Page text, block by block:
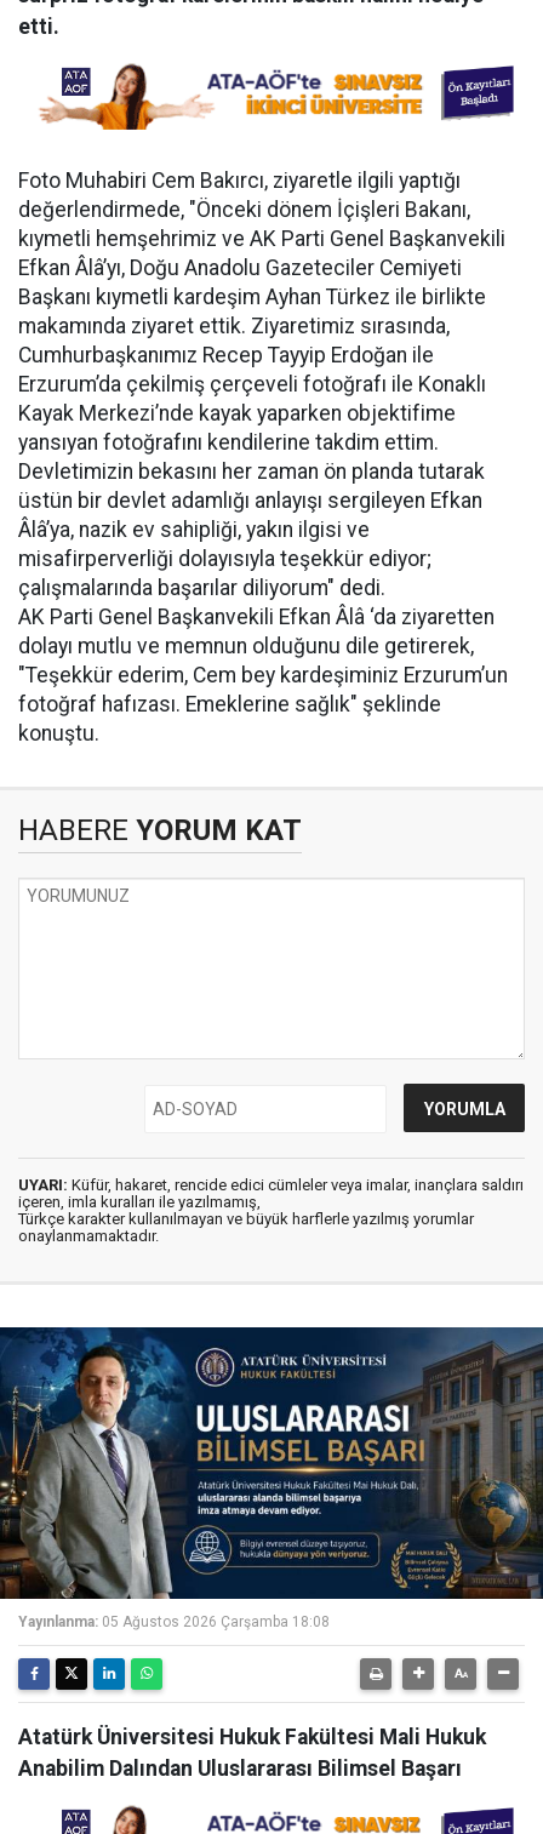
etti.
Foto Muhabiri Cem Bakırcı, ziyaretle ilgili yaptığı
değerlendirmede, "Önceki dönem İçişleri Bakanı,
kıymetli hemşehrimiz ve AK Parti Genel Başkanvekili
Efkan Âlâ’yı, Doğu Anadolu Gazeteciler Cemiyeti
Başkanı kıymetli kardeşim Ayhan Türkez ile birlikte
makamında ziyaret ettik. Ziyaretimiz sırasında,
Cumhurbaşkanımız Recep Tayyip Erdoğan ile
Erzurum’da çekilmiş çerçeveli fotoğrafı ile Konaklı
Kayak Merkezi’nde kayak yaparken objektifime
yansıyan fotoğrafını kendilerine takdim ettim.
Devletimizin bekasını her zaman ön planda tutarak
üstün bir devlet adamlığı anlayışı sergileyen Efkan
Âlâ’ya, nazik ev sahipliği, yakın ilgisi ve
misafirperverliği dolayısıyla teşekkür ediyor;
çalışmalarında başarılar diliyorum" dedi.
AK Parti Genel Başkanvekili Efkan Âlâ ‘da ziyaretten
dolayı mutlu ve memnun olduğunu dile getirerek,
"Teşekkür ederim, Cem bey kardeşiminiz Erzurum’un
fotoğraf hafızası. Emeklerine sağlık" şeklinde
konuştu.
HABERE YORUM KAT
UYARI: Küfür, hakaret, rencide edici cümleler veya imalar, inançlara saldırı
içeren, imla kuralları ile yazılmamış,
Türkçe karakter kullanılmayan ve büyük harflerle yazılmış yorumlar
onaylanmamaktadır.
Yayınlanma: 05 Ağustos 2026 Çarşamba 18:08
Atatürk Üniversitesi Hukuk Fakültesi Mali Hukuk
Anabilim Dalından Uluslararası Bilimsel Başarı